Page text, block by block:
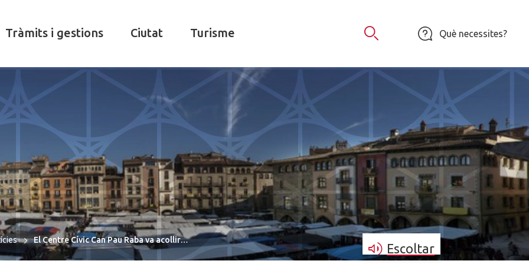
Obrir Cercador
Què necessites?
Tràmits i gestions Ciutat Turisme
Escoltar
El Centre Cívic Can Pau Raba va acollir…